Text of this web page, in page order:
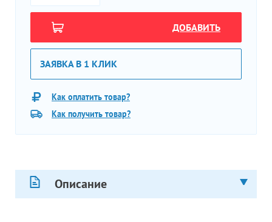
ДОБАВИТЬ
ЗАЯВКА В 1 КЛИК
Как оплатить товар?
Как получить товар?
Описание